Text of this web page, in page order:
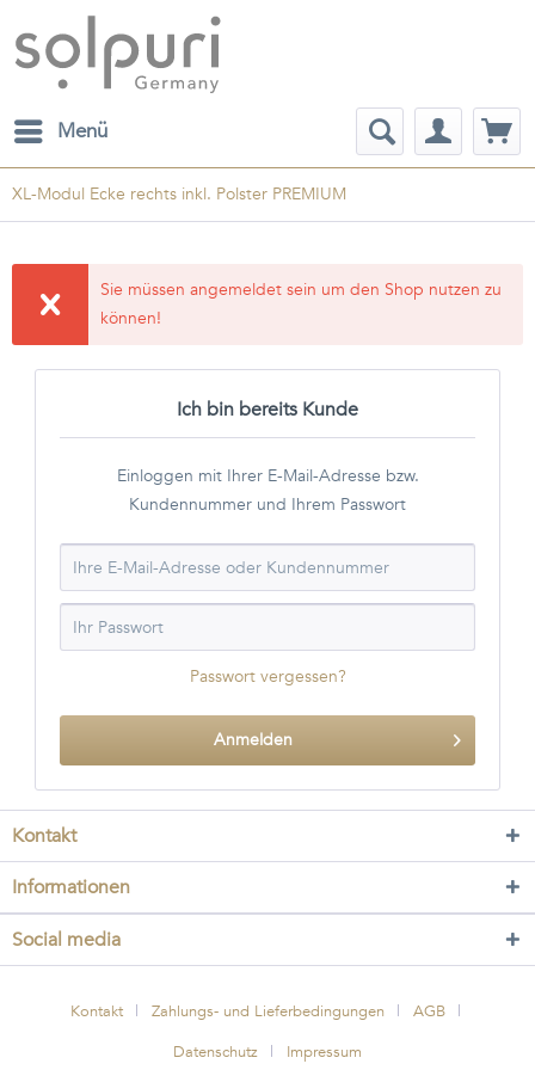
Menü
XL-Modul Ecke rechts inkl. Polster PREMIUM
Sie müssen angemeldet sein um den Shop nutzen zu
können!
Ich bin bereits Kunde
Einloggen mit Ihrer E-Mail-Adresse bzw.
Kundennummer und Ihrem Passwort
Passwort vergessen?
Anmelden
Kontakt
Informationen
Social media
Kontakt Zahlungs- und Lieferbedingungen
AGB
Datenschutz
Impressum